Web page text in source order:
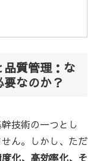
質管理：な
なのか？
技術の一つとし
ん。しかし、ただ
化、高効率化、そ